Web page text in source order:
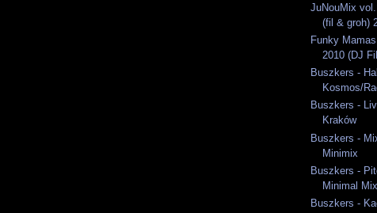
JuNouMix
(fil & groh)
Funky
2010 (DJ
Buszkers -
Kosmos/
Buszkers -
Kraków
Buszkers -
Minimix
Buszkers -
Minimal Mix
Buszkers -